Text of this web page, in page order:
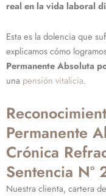
real en la vida laboral
Esta es la dolencia que
explicamos cómo
Permanente Absoluta
una pensión vitalicia.
Permanente
Crónica
Sentencia
Nuestra clienta, cartera